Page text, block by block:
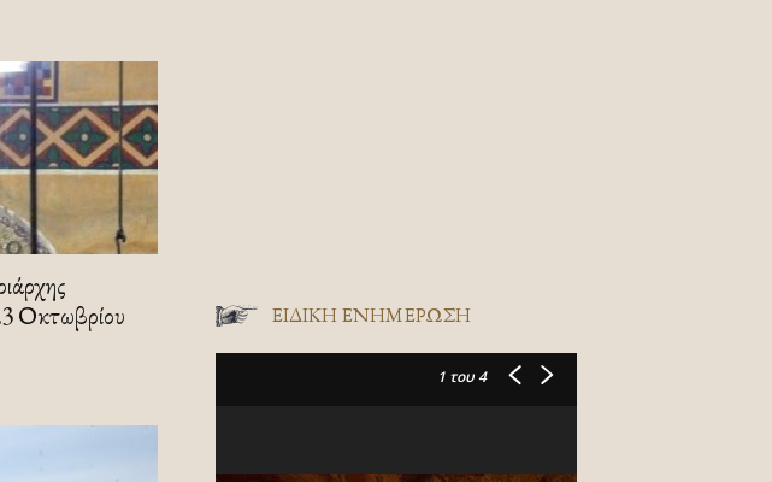
Οκτωβρίου
ΕΙΔΙΚΉ ΕΝΗΜΈΡΩΣΗ
1 του 4